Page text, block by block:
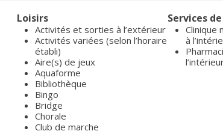
Loisirs
Activités et sorties à l’extérieur
Activités variées (selon l’horaire
établi)
Aire(s) de jeux
Aquaforme
Bibliothèque
Bingo
Bridge
Chorale
Club de marche
Services
Clinique
à